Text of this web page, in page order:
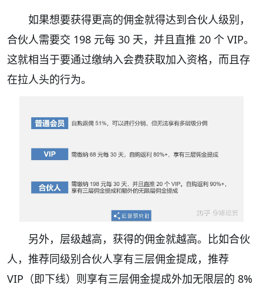
如果想要获得更高的佣金就得达到合伙人级别，
合伙人需要交 198 元每 30 天，并且直推 20 个 VIP。
这就相当于要通过缴纳入会费获取加入资格，而且存
在拉人头的行为。
另外，层级越高，获得的佣金就越高。比如合伙
人，推荐同级别合伙人享有三层佣金提成，推荐
VIP（即下线）则享有三层佣金提成外加无限层的 8%